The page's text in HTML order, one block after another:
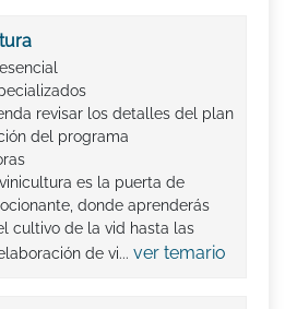
revisar los detalles del plan
del programa
es la puerta de
donde aprenderás
cultivo de la vid hasta las
de vi... ver temario